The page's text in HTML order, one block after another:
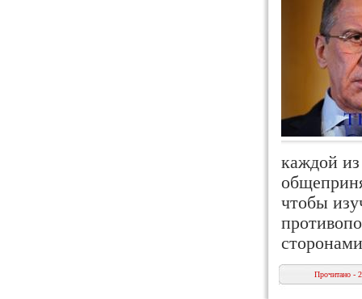
каждой
чтобы
Прочитано -